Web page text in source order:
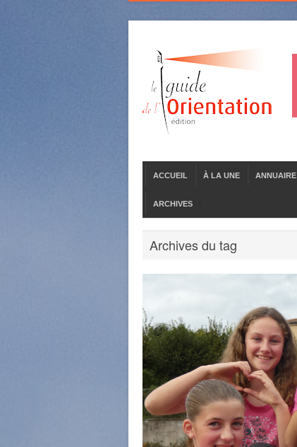
ACCUEIL À LA UNE ANNUAIRE
ARCHIVES
Archives du tag